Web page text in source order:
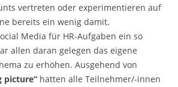
vertreten oder experimentieren auf
bereits ein wenig damit.
Media für HR-Aufgaben ein so
allen daran gelegen das eigene
zu erhöhen. Ausgehend von
picture“ hatten alle Teilnehmer/-innen